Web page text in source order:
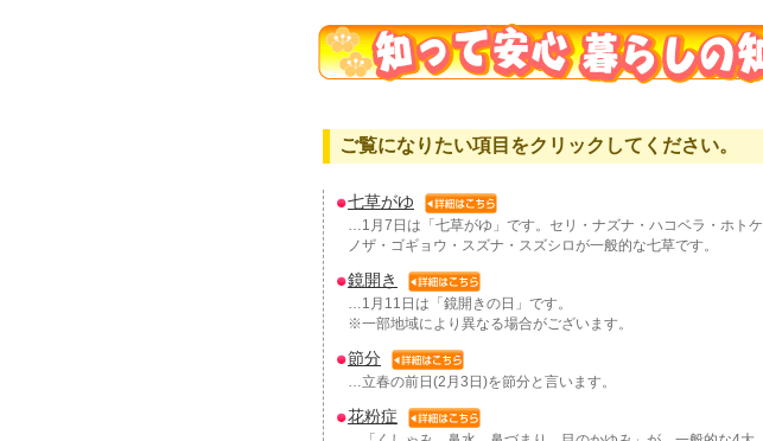
ご覧になりたい項目をクリックしてください。
七草がゆ
…1月7日は「七草がゆ」です。セリ・ナズナ・ハコベラ・ホトケ
ノザ・ゴギョウ・スズナ・スズシロが一般的な七草です。
鏡開き
…1月11日は「鏡開きの日」です。
※一部地域により異なる場合がございます。
節分
…立春の前日(2月3日)を節分と言います。
花粉症